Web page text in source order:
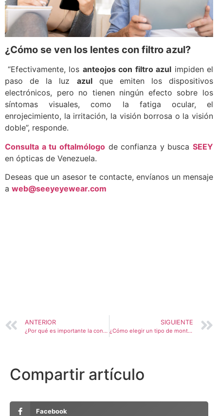
¿Cómo se ven los lentes con filtro azul?
“Efectivamente, los anteojos con filtro azul impiden el
paso de la luz azulque emiten los dispositivos
electrónicos, pero no tienen ningún efecto sobre los
síntomas visuales, como la fatiga ocular, el
enrojecimiento, la irritación, la visión borrosa o la visión
doble”, responde.
Consulta a tu oftalmólogode confianza y busca SEEY
en ópticas de Venezuela.
Deseas que un asesor te contacte, envíanos un mensaje
a web@seeyeyewear.com
ANTERIOR
¿Por qué es importante la consulta visual en los niños?
SIGUIENTE
¿Cómo elegir un tipo de montura con mayor precisión?
Compartir artículo
Facebook